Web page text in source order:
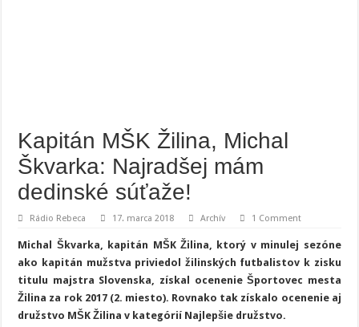
Kapitán MŠK Žilina, Michal
Škvarka: Najradšej mám
dedinské súťaže!
Rádio Rebeca 17. marca 2018 Archív 1 Comment
Michal Škvarka, kapitán MŠK Žilina, ktorý v minulej sezóne
ako kapitán mužstva priviedol žilinských futbalistov k zisku
titulu majstra Slovenska, získal ocenenie Športovec mesta
Žilina za rok 2017 (2. miesto). Rovnako tak získalo ocenenie aj
družstvo MŠK Žilina v kategórií Najlepšie družstvo.